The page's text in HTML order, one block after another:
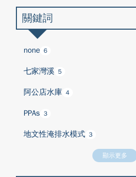
關鍵詞
none 6
七家灣溪 5
阿公店水庫 4
PPAs 3
地文性淹排水模式 3
顯示更多